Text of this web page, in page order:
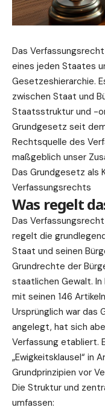
Das
eines jeden Staates
Gesetzeshierarchie.
zwischen Staat und
Staatsstruktur und -
Grundgesetz seit
Rechtsquelle des
maßgeblich unser
Das Grundgesetz als
Verfassungsrechts
Was regelt
Das
regelt die
Staat und seinen
Grundrechte der
staatlichen Gewalt.
mit seinen 146
Ursprünglich war das
angelegt, hat sich
Verfassung etabliert.
„Ewigkeitsklausel“ in
Grundprinzipien vor
Die Struktur und
umfassen: